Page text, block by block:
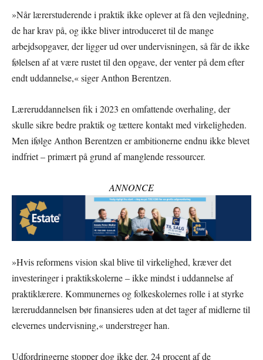
»Når lærerstuderende i praktik ikke oplever at få den vejledning,
de har krav på, og ikke bliver introduceret til de mange
arbejdsopgaver, der ligger ud over undervisningen, så får de ikke
følelsen af at være rustet til den opgave, der venter på dem efter
endt uddannelse,« siger Anthon Berentzen.
Læreruddannelsen fik i 2023 en omfattende overhaling, der
skulle sikre bedre praktik og tættere kontakt med virkeligheden.
Men ifølge Anthon Berentzen er ambitionerne endnu ikke blevet
indfriet – primært på grund af manglende ressourcer.
ANNONCE
»Hvis reformens vision skal blive til virkelighed, kræver det
investeringer i praktikskolerne – ikke mindst i uddannelse af
praktiklærere. Kommunernes og folkeskolernes rolle i at styrke
læreruddannelsen bør finansieres uden at det tager af midlerne til
elevernes undervisning,« understreger han.
Udfordringerne stopper dog ikke der. 24 procent af de